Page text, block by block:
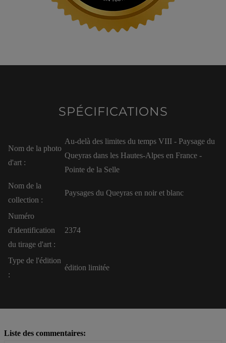
SPÉCIFICATIONS
Nom de la photo
d'art :
Au-delà des limites du temps VIII - Paysage du
Queyras dans les Hautes-Alpes en France -
Pointe de la Selle
Nom de la
collection :
Paysages du Queyras en noir et blanc
Numéro
d'identification
du tirage d'art :
2374
Type de l'édition
:
édition limitée
Liste des commentaires: